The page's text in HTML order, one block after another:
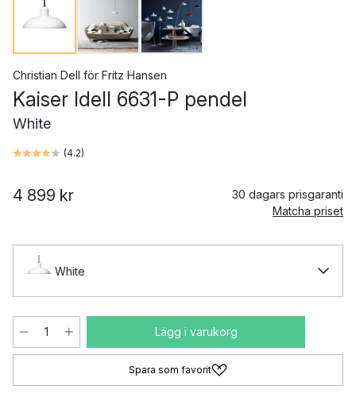
Christian Dell för Fritz Hansen
Kaiser Idell 6631-P pendel
White
(4.2)
4 899 kr
30 dagars prisgaranti
Matcha priset
White
Lägg i varukorg
Spara som favorit